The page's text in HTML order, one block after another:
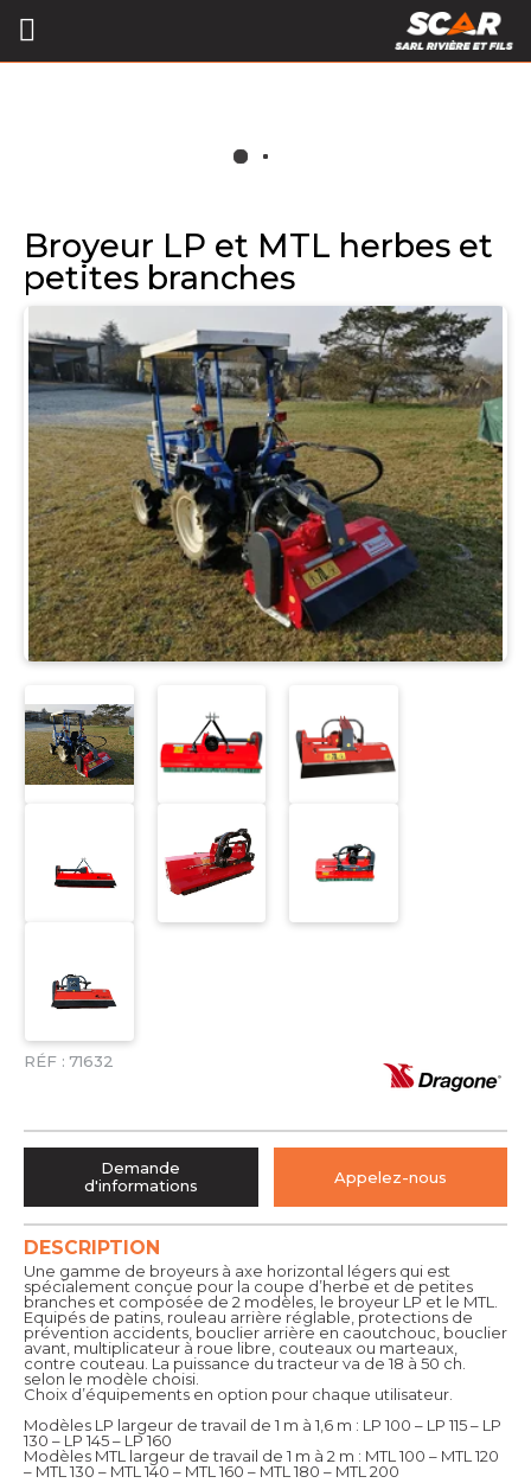
Broyeur LP et MTL herbes et
petites branches
RÉF : 71632
DESCRIPTION
Une gamme de broyeurs à axe horizontal légers qui est
spécialement conçue pour la coupe d’herbe et de petites
branches et composée de 2 modèles, le broyeur LP et le MTL.
Equipés de patins, rouleau arrière réglable, protections de
prévention accidents, bouclier arrière en caoutchouc, bouclier
avant, multiplicateur à roue libre, couteaux ou marteaux,
contre couteau. La puissance du tracteur va de 18 à 50 ch.
selon le modèle choisi.
Choix d’équipements en option pour chaque utilisateur.
Modèles LP largeur de travail de 1 m à 1,6 m : LP 100 – LP 115 – LP
130 – LP 145 – LP 160
Modèles MTL largeur de travail de 1 m à 2 m : MTL 100 – MTL 120
– MTL 130 – MTL 140 – MTL 160 – MTL 180 – MTL 200
Demande
d'informations
Appelez-nous